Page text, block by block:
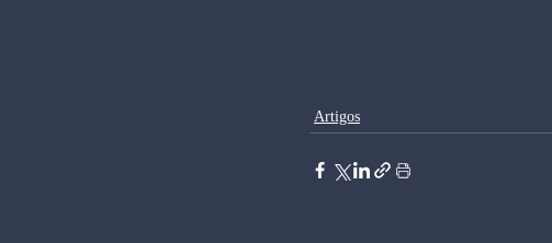
Artigos